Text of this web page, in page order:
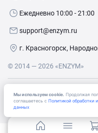
Мы используем cookie. Продолжая
соглашаетесь с Политикой обработки
данных
Условия доставки
Ежедневно 10:00 - 21:00
support@enzym.ru
г. Красногорск,
© 2014 — 2026 «ENZYM»
на получение
материалов